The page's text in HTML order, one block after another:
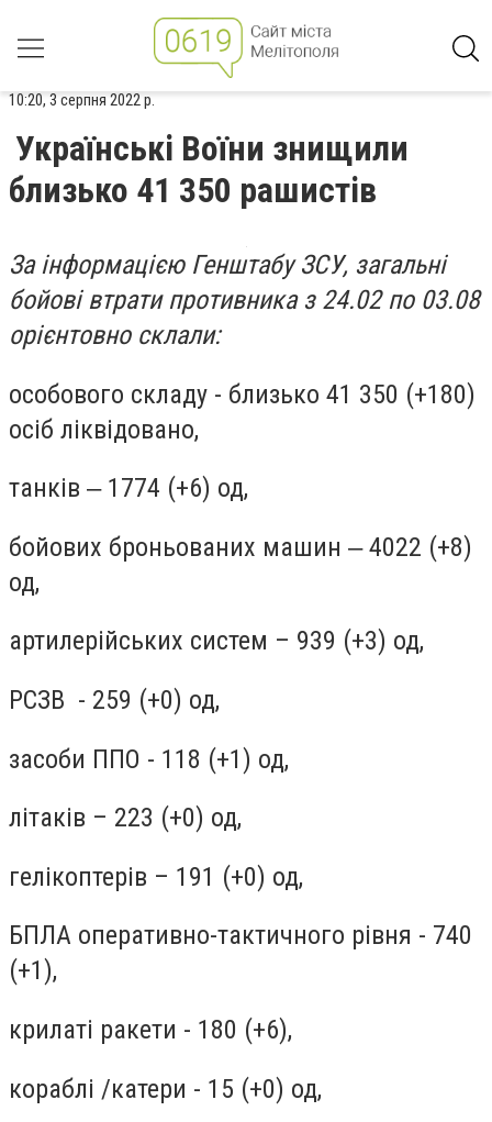
10:20, 3 серпня 2022 р.
Українські Воїни знищили
близько 41 350 рашистів
За інформацією Генштабу ЗСУ, загальні
бойові втрати противника з 24.02 по 03.08
орієнтовно склали:
особового складу - близько 41 350 (+180)
осіб ліквідовано,
танків ‒ 1774 (+6) од,
бойових броньованих машин ‒ 4022 (+8)
од,
артилерійських систем – 939 (+3) од,
РСЗВ - 259 (+0) од,
засоби ППО - 118 (+1) од,
літаків – 223 (+0) од,
гелікоптерів – 191 (+0) од,
БПЛА оперативно-тактичного рівня - 740
(+1),
крилаті ракети - 180 (+6),
кораблі /катери - 15 (+0) од,